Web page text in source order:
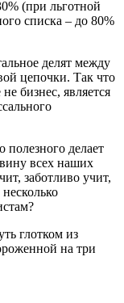
(при льготной
списка – до 80%
делят между
цепочки. Так что
бизнес, является
полезного делает
всех наших
заботливо учит,
глотком из
на три